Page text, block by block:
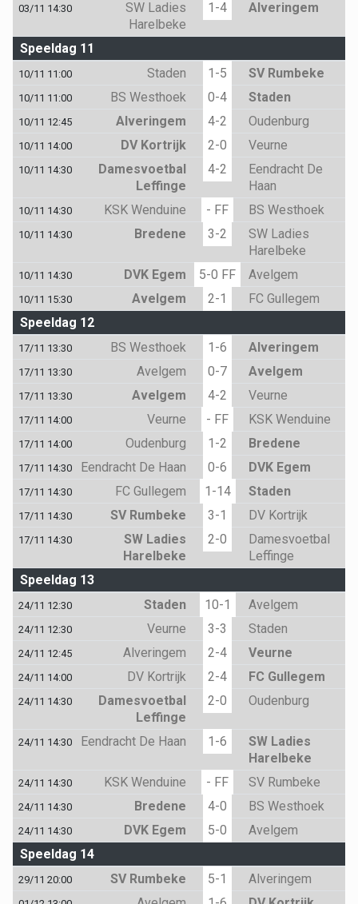
03/11 14:30
SW Ladies
Harelbeke
1-4 Alveringem
Speeldag 11
10/11 11:00 Staden 1-5 SV Rumbeke
10/11 11:00 BS Westhoek 0-4 Staden
10/11 12:45 Alveringem 4-2 Oudenburg
10/11 14:00 DV Kortrijk 2-0 Veurne
10/11 14:30
Damesvoetbal
Leffinge
4-2
Eendracht De
Haan
10/11 14:30 KSK Wenduine - FF BS Westhoek
10/11 14:30 Bredene 3-2
SW Ladies
Harelbeke
10/11 14:30 DVK Egem 5-0 FF Avelgem
10/11 15:30 Avelgem 2-1
FC Gullegem
Speeldag 12
17/11 13:30 BS Westhoek 1-6 Alveringem
17/11 13:30 Avelgem 0-7 Avelgem
17/11 13:30 Avelgem 4-2 Veurne
17/11 14:00 Veurne - FF KSK Wenduine
17/11 14:00 Oudenburg 1-2 Bredene
17/11 14:30 Eendracht De Haan 0-6 DVK Egem
17/11 14:30 FC Gullegem 1-14 Staden
17/11 14:30 SV Rumbeke 3-1 DV Kortrijk
17/11 14:30
SW Ladies
Harelbeke
2-0
Damesvoetbal
Leffinge
Speeldag 13
24/11 12:30 Staden 10-1 Avelgem
24/11 12:30 Veurne 3-3 Staden
24/11 12:45 Alveringem 2-4 Veurne
24/11 14:00 DV Kortrijk 2-4 FC Gullegem
24/11 14:30
Damesvoetbal
Leffinge
2-0 Oudenburg
24/11 14:30 Eendracht De Haan 1-6
SW Ladies
Harelbeke
24/11 14:30 KSK Wenduine - FF SV Rumbeke
24/11 14:30 Bredene 4-0 BS Westhoek
24/11 14:30 DVK Egem 5-0
Avelgem
Speeldag 14
29/11 20:00 SV Rumbeke 5-1 Alveringem